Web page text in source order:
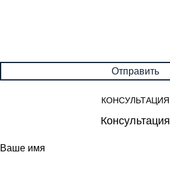
КОНСУЛЬТАЦИЯ
Консультация
Ваше имя